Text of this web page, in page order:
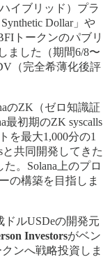
イブリッド）プラ
Dollar」や
トークンのパブリ
ました（期間6/8〜
（完全希薄化後評
のZK（ゼロ知識証
最初期のZK syscalls
を最大1,000分の1
と共同開発してきた
。Solana上のプロ
の構築を目指しま
ドルUSDeの開発元
Investorsがベン
ンへ戦略投資しま